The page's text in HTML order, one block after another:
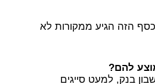
הזה הגיע ממקורות לא
להם?
בנק, למעט סייגים